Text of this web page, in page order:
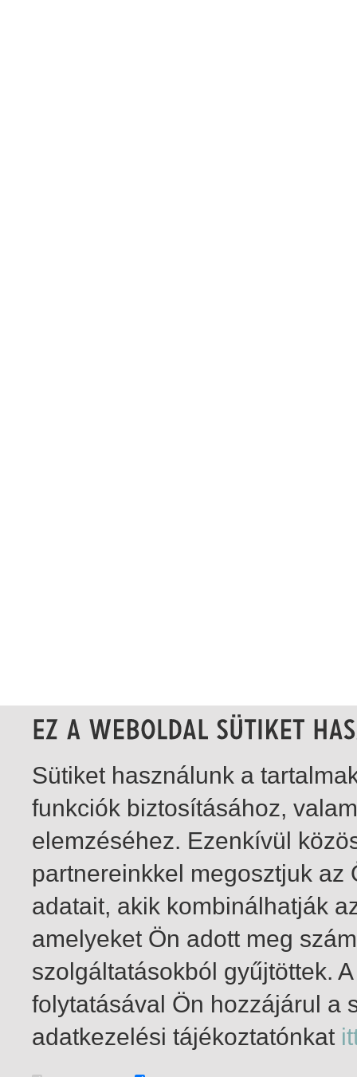
1-1 / insgesamt 1 Treffer
Sütiket használunk a
funkciók biztosításához,
elemzéséhez. Ezenkívül
partnereinkkel megosztjuk
adatait, akik kombinálhatják
amelyeket Ön adott meg
szolgáltatásokból gyűjtöttek.
folytatásával Ön hozzájárul a
adatkezelési tájékoztatónkat